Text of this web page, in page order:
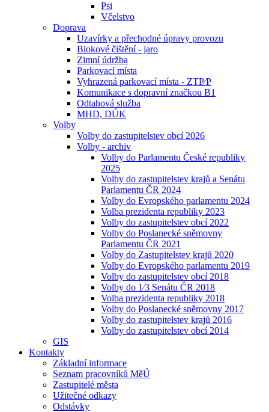
Psi
Včelstvo
Doprava
Uzavírky a přechodné úpravy provozu
Blokové čištění - jaro
Zimní údržba
Parkovací místa
Vyhrazená parkovací místa - ZTP⁄P
Komunikace s dopravní značkou B1
Odtahová služba
MHD, DÚK
Volby
Volby do zastupitelstev obcí 2026
Volby - archiv
Volby do Parlamentu České republiky
2025
Volby do zastupitelstev krajů a Senátu
Parlamentu ČR 2024
Volby do Evropského parlamentu 2024
Volba prezidenta republiky 2023
Volby do zastupitelstev obcí 2022
Volby do Poslanecké sněmovny
Parlamentu ČR 2021
Volby do Zastupitelstev krajů 2020
Volby do Evropského parlamentu 2019
Volby do zastupitelstev obcí 2018
Volby do 1⁄3 Senátu ČR 2018
Volba prezidenta republiky 2018
Volby do Poslanecké sněmovny 2017
Volby do zastupitelstev krajů 2016
Volby do zastupitelstev obcí 2014
GIS
Kontakty
Základní informace
Seznam pracovníků MěÚ
Zastupitelé města
Užitečné odkazy
Odstávky